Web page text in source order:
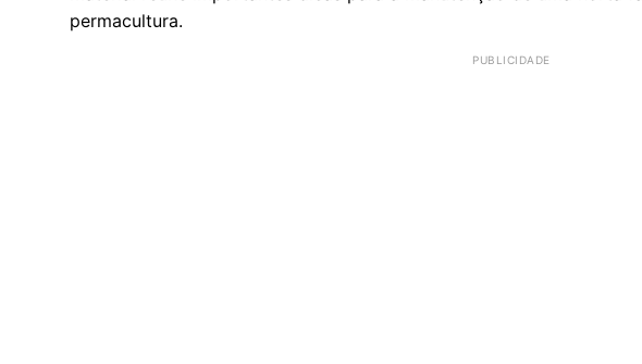
permacultura.